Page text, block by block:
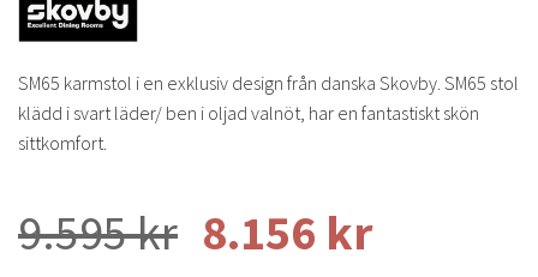
SM65 karmstol i en exklusiv design från danska Skovby. SM65 stol
klädd i svart läder/ ben i oljad valnöt, har en fantastiskt skön
sittkomfort.
9.595kr 8.156 kr